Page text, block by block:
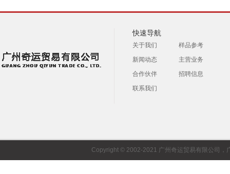
快速导航
关于我们
样品参考
新闻动态
主营业务
合作伙伴
招聘信息
联系我们
Copyright © 2002-2021 广州奇运贸易有限公司，